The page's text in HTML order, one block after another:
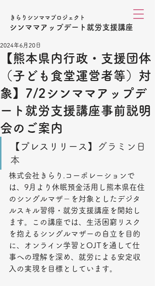
きらりシンママプロジェクト
シンママアップデート就労支援講座
【熊本県内行政・支援団体
（子ども食堂運営者等）対
象】7/2シンママアップデ
ート就労支援講座事前説明
会のご案内
2024年6月20日
【プレスリリース】
グラミン日
本
株式会社きらり.コーポレーションで
は、9月より休眠預金活用し熊本県在住
のシングルマザ－を対象としたデジタ
ルスキル習得・就労支援講座を開始し
ます。この講座では、生活困窮リスク
を抱えるシングルマザーの自立を目的
に、オンライン学習とOJTを通して仕
事への理解を深め、就労による安定収
入の実現を目標としています。